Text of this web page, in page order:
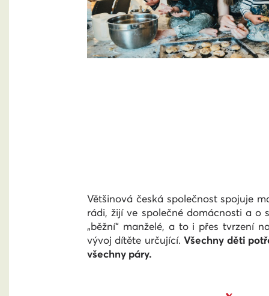
Většinová česká společnost spojuje
rádi, žijí ve společné domácnosti a o
„běžní“ manželé, a to i přes tvrzení
vývoj dítěte určující.Všechny děti
všechny páry.